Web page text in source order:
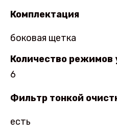
Комплектация
боковая щетка
Количество режимов
6
Фильтр тонкой
есть